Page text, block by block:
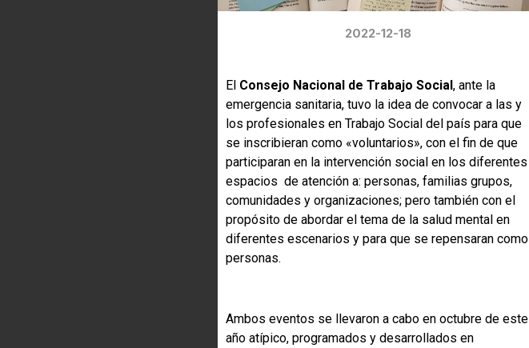
2022-12-18
El Consejo Nacional de Trabajo Social, ante la
emergencia sanitaria, tuvo la idea de convocar a las y
los profesionales en Trabajo Social del país para que
se inscribieran como «voluntarios», con el fin de que
participaran en la intervención social en los diferentes
espacios de atención a: personas, familias grupos,
comunidades y organizaciones; pero también con el
propósito de abordar el tema de la salud mental en
diferentes escenarios y para que se repensaran como
personas.
Ambos eventos se llevaron a cabo en octubre de este
año atípico, programados y desarrollados en